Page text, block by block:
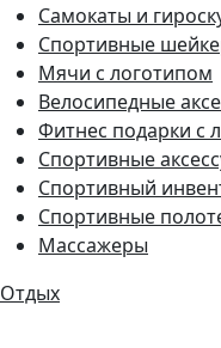
Самокаты и
Спортивные
Мячи с логотипом
Велосипедные
Фитнес подарки с
Спортивные
Спортивный
Спортивные
Массажеры
Отдых